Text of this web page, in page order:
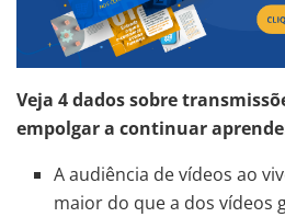
Veja 4 dados sobre
empolgar a continuar
A audiência de vídeos ao
maior do que a dos vídeos